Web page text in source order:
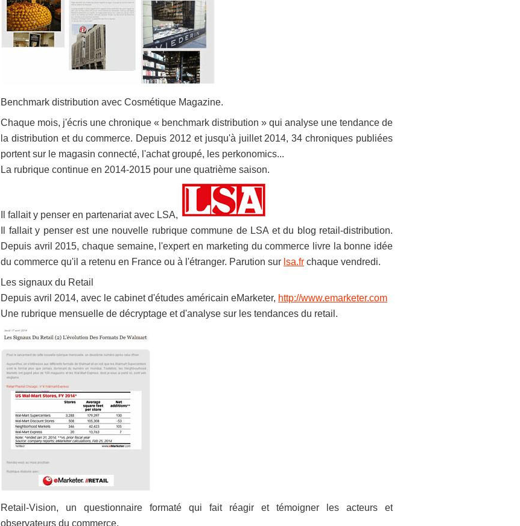
Benchmark distribution avec Cosmétique Magazine.
Chaque mois, j'écris une chronique « benchmark distribution » qui analyse une tendance de
la distribution et du commerce. Depuis 2012 et jusqu'à juillet 2014, 34 chroniques publiées
portent sur le magasin connecté, l'achat groupé, les perkonomics...
La rubrique continue en 2014-2015 pour une quatrième saison.
Il fallait y penser en partenariat avec LSA,
Il fallait y penser est une nouvelle rubrique commune de LSA et du blog retail-distribution.
Depuis avril 2015, chaque semaine, l'expert en marketing du commerce livre la bonne idée
du commerce qu'il a retenu en France ou à l'étranger. Parution sur lsa.fr chaque vendredi.
Les signaux du Retail
Depuis avril 2014, avec le cabinet d'études américain eMarketer, http://www.emarketer.com
Une rubrique mensuelle de décryptage et d'analyse sur les tendances du retail.
Retail-Vision, un questionnaire formaté qui fait réagir et témoigner les acteurs et
observateurs du commerce.